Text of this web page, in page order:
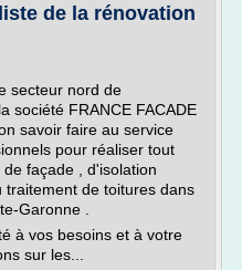
de la rénovation
secteur nord de
société FRANCE FACADE
savoir faire au service
pour réaliser tout
façade , d'isolation
de toitures dans
Garonne .
à vos besoins et à votre
sur les...